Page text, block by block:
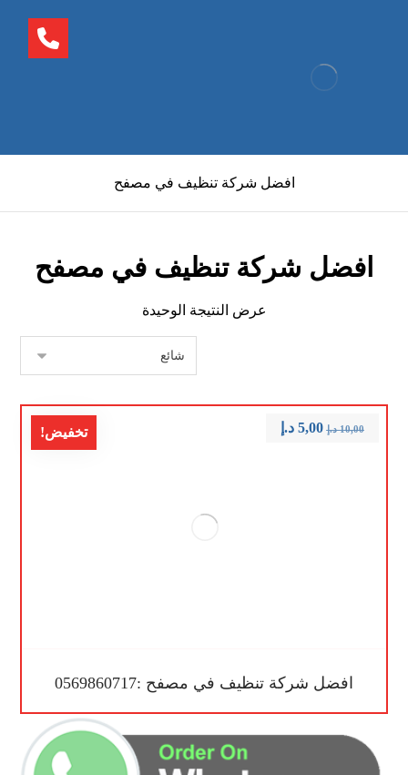
افضل شركة تنظيف في مصفح
افضل شركة تنظيف في مصفح
عرض النتيجة الوحيدة
تخفيض!
افضل شركة تنظيف في مصفح :0569860717
10,00 د.إ 5,00 د.إ